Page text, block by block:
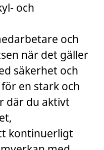
och
och
när det gäller
säkerhet och
en stark och
där du aktivt
kontinuerligt